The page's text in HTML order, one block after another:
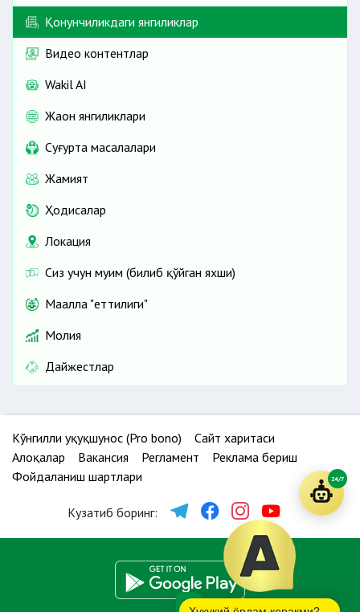
Қонунчиликдаги янгиликлар
Видео контентлар
Wakil AI
Жаҳон янгиликлари
Cуғурта масалалари
Жамият
Ҳодисалар
Локация
Сиз учун муҳим (билиб қўйган яхши)
Маҳалла "еттилиги"
Молия
Дайжестлар
Кўнгилли ҳуқуқшунос (Pro bono)
Сайт харитаси
Алоқалар
Вакансия Регламент
Реклама бериш
Фойдаланиш шартлари
Кузатиб боринг:
24/7